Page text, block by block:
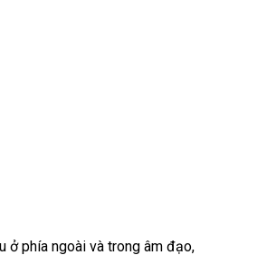
ở phía ngoài và trong âm đạoshop
,